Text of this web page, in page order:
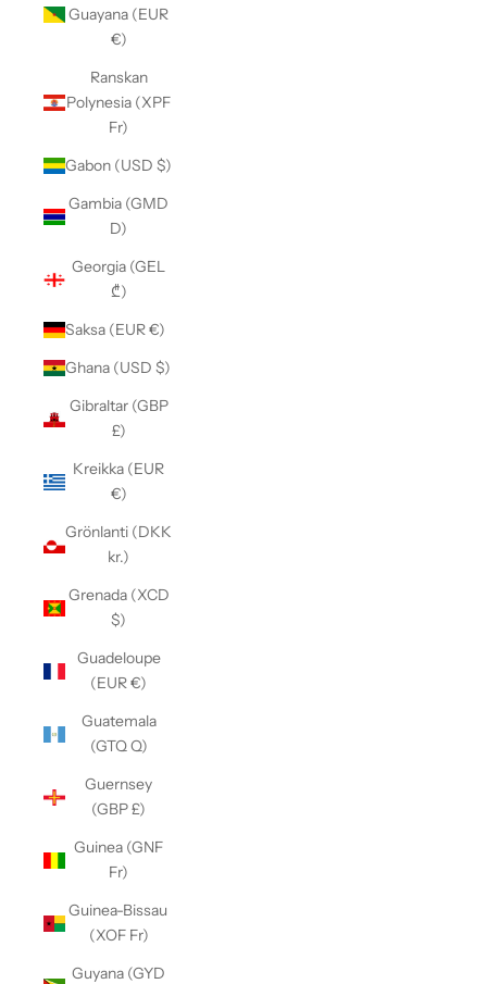
Guayana (EUR
€)
Ranskan
Polynesia (XPF
Fr)
Gabon (USD $)
Gambia (GMD
D)
Georgia (GEL
₾)
Saksa (EUR €)
Ghana (USD $)
Gibraltar (GBP
£)
Kreikka (EUR
€)
Grönlanti (DKK
kr.)
Grenada (XCD
$)
Guadeloupe
(EUR €)
Guatemala
(GTQ Q)
Guernsey
(GBP £)
Guinea (GNF
Fr)
Guinea-Bissau
(XOF Fr)
Guyana (GYD